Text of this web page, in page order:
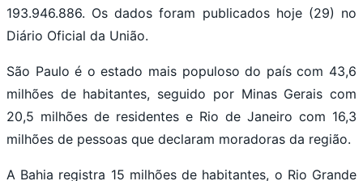
193.946.886. Os dados foram publicados hoje (29) no
Diário Oficial da União.
São Paulo é o estado mais populoso do país com 43,6
milhões de habitantes, seguido por Minas Gerais com
20,5 milhões de residentes e Rio de Janeiro com 16,3
milhões de pessoas que declaram moradoras da região.
A Bahia registra 15 milhões de habitantes, o Rio Grande